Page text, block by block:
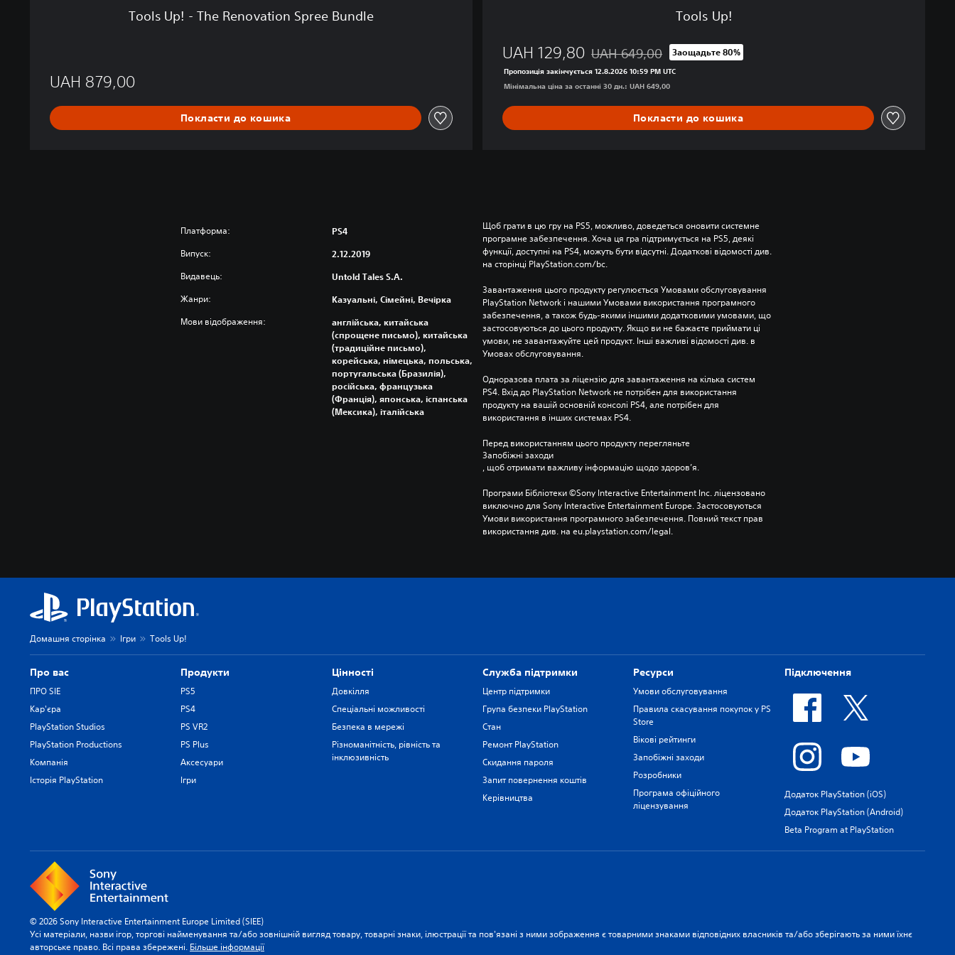
Tools Up! - The Renovation Spree Bundle
UAH 879,00
Покласти до кошика
Tools Up!
UAH 129,80 Знижка від початкової ціни UAH 649,00
UAH 649,00 Заощадьте 80%
Пропозиція закінчується 12.8.2026 10:59 PM UTC
Мінімальна ціна за останні 30 дн.: UAH 649,00
Покласти до кошика
Платформа: PS4
Випуск: 2.12.2019
Видавець: Untold Tales S.A.
Жанри: Казуальні, Сімейні, Вечірка
Мови відображення:
англійська, китайська
(спрощене письмо), китайська
(традиційне письмо),
корейська, німецька, польська,
португальська (Бразилія),
російська, французька
(Франція), японська, іспанська
(Мексика), італійська
Щоб грати в цю гру на PS5, можливо, доведеться оновити системне
програмне забезпечення. Хоча ця гра підтримується на PS5, деякі
функції, доступні на PS4, можуть бути відсутні. Додаткові відомості див.
на сторінці PlayStation.com/bc.
Завантаження цього продукту регулюється Умовами обслуговування
PlayStation Network і нашими Умовами використання програмного
забезпечення, а також будь-якими іншими додатковими умовами, що
застосовуються до цього продукту. Якщо ви не бажаєте приймати ці
умови, не завантажуйте цей продукт. Інші важливі відомості див. в
Умовах обслуговування.
Одноразова плата за ліцензію для завантаження на кілька систем
PS4. Вхід до PlayStation Network не потрібен для використання
продукту на вашій основній консолі PS4, але потрібен для
використання в інших системах PS4.
Перед використанням цього продукту перегляньте
Запобіжні заходи
, щоб отримати важливу інформацію щодо здоров’я.
Програми Бібліотеки ©Sony Interactive Entertainment Inc. ліцензовано
виключно для Sony Interactive Entertainment Europe. Застосовуються
Умови використання програмного забезпечення. Повний текст прав
використання див. на eu.playstation.com/legal.
Домашня сторінка Ігри Tools Up!
Про вас
ПРО SIE
Кар'єра
PlayStation Studios
PlayStation Productions
Компанія
Історія PlayStation
Продукти
PS5
PS4
PS VR2
PS Plus
Аксесуари
Ігри
Цiнностi
Довкілля
Спеціальні можливості
Безпека в мережі
Різноманітність, рівність та
інклюзивність
Служба підтримки
Центр підтримки
Група безпеки PlayStation
Стан
Ремонт PlayStation
Скидання пароля
Запит повернення коштів
Керівництва
Ресурси
Умови обслуговування
Правила скасування покупок у PS
Store
Вікові рейтинги
Запобіжні заходи
Розробники
Програма офіційного
ліцензування
Підключення
Додаток PlayStation (iOS)
Додаток PlayStation (Android)
Beta Program at PlayStation
© 2026 Sony Interactive Entertainment Europe Limited (SIEE)
Усі матеріали, назви ігор, торгові найменування та/або зовнішній вигляд товару, товарні знаки, ілюстрації та пов'язані з ними зображення є товарними знаками відповідних власників та/або зберігають за ними їхнє
авторське право. Всі права збережені. Більше інформації